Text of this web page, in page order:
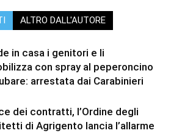
ALTRO DALL'AUTORE
in casa i genitori e li
con spray al peperoncino
arrestata dai Carabinieri
dei contratti, l’Ordine degli
di Agrigento lancia l’allarme